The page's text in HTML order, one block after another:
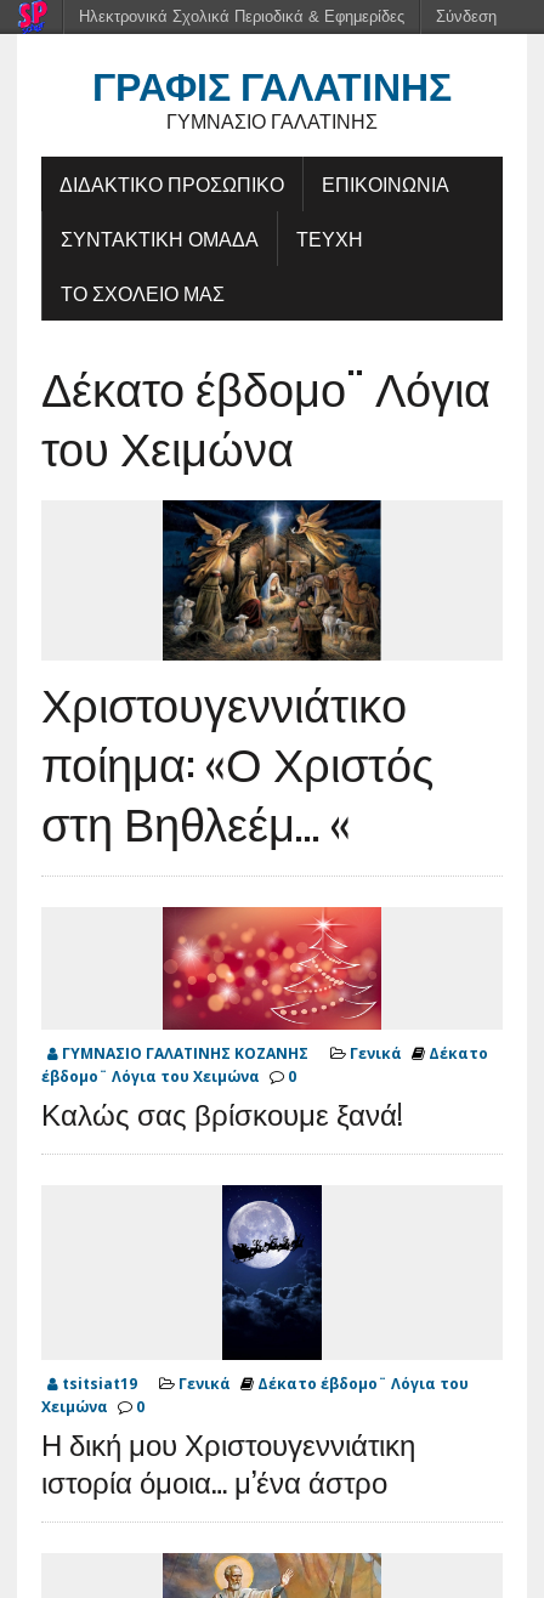
ΓΡΑΦΊΣ ΓΑΛΑΤΙΝΉΣ
ΓΥΜΝΆΣΙΟ ΓΑΛΑΤΙΝΉΣ
ΔΙΔΑΚΤΙΚΟ ΠΡΟΣΩΠΙΚΟ
ΕΠΙΚΟΙΝΩΝΙΑ
ΣΥΝΤΑΚΤΙΚΗ ΟΜΑΔΑ
ΤΕΥΧΗ
ΤΟ ΣΧΟΛΕΙΟ ΜΑΣ
Δέκατο έβδομο¨ Λόγια
του Χειμώνα
Χριστουγεννιάτικο
ποίημα: «Ο Χριστός
στη Βηθλεέμ… «
ΓΥΜΝΑΣΙΟ ΓΑΛΑΤΙΝΗΣ ΚΟΖΑΝΗΣ Γενικά
Δέκατο
έβδομο¨ Λόγια του Χειμώνα
0
Καλώς σας βρίσκουμε ξανά!
tsitsiat19 Γενικά
Δέκατο έβδομο¨ Λόγια του
Χειμώνα
0
Η δική μου Χριστουγεννιάτικη
ιστορία όμοια… μ’ένα άστρο
Ηλεκτρονικά Σχολικά Περιοδικά & Εφημερίδες Σύνδεση